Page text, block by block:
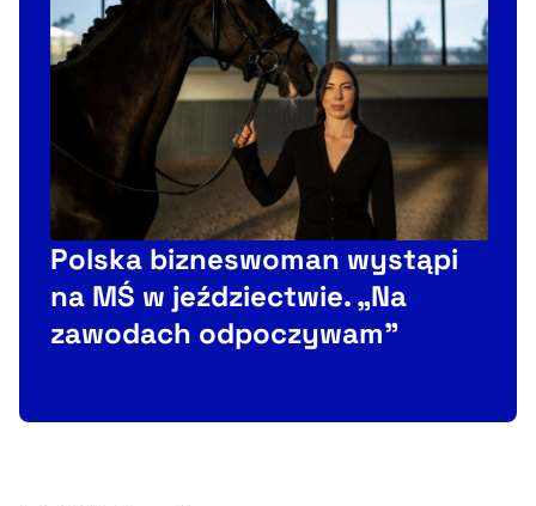
Polska bizneswoman wystąpi
na MŚ w jeździectwie. „Na
zawodach odpoczywam”